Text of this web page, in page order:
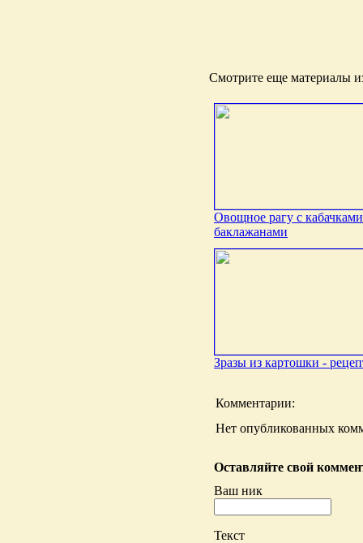
Смотрите еще материалы
Овощное рагу с
баклажанами
Зразы из картошки -
Комментарии:
Нет опубликованных
Оставляйте свой
Ваш ник
Текст